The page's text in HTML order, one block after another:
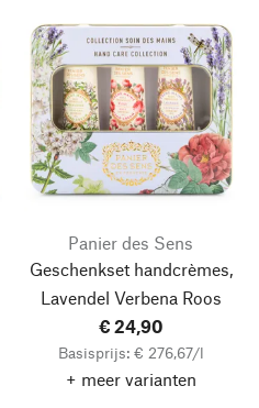
Panier des Sens
Geschenkset handcrèmes,
Lavendel Verbena Roos
€ 24,90
Basisprijs: € 276,67/l
+ meer varianten